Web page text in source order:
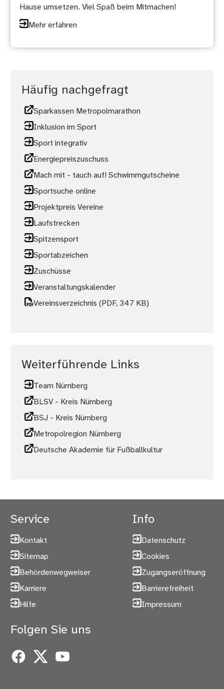
Hause umsetzen. Viel Spaß beim Mitmachen!
Mehr erfahren
Häufig nachgefragt
Sparkassen Metropolmarathon
Inklusion im Sport
Sport integrativ
Energiepreiszuschuss
Mach mit - tauch auf! Schwimmgutscheine
Sportsuche online
Projektpreis Vereine
Laufstrecken
Spitzensport
Sportabzeichen
Zuschüsse
Veranstaltungskalender
Vereinsverzeichnis (PDF, 347 KB)
Weiterführende Links
Team Nürnberg
BLSV - Kreis Nürnberg
BSJ - Kreis Nürnberg
Metropolregion Nürnberg
Deutsche Akademie für Fußballkultur
Service
Kontakt
Sitemap
Behördenwegweiser
Karriere
Hilfe
Info
Datenschutz
Cookies
Zugangseröffnung
Barrierefreiheit
Impressum
Folgen Sie uns
Facebook
X YouTube